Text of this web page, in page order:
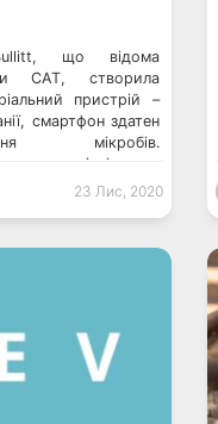
що відома
CAT, створила
пристрій –
смартфон здатен
мікробів.
довговічністю та
запроваджує
COVID-19 В
з’явилася нова
23 Лис, 2020